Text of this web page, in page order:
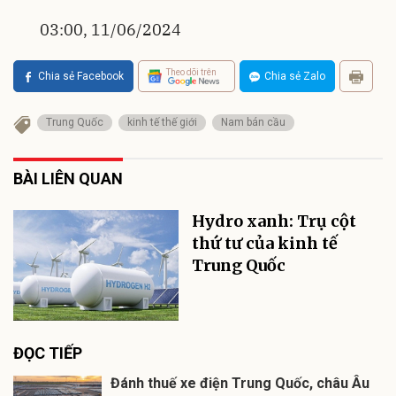
03:00, 11/06/2024
Chia sẻ Facebook Theo dõi trên Chia sẻ Zalo
Trung Quốc kinh tế thế giới Nam bán cầu
BÀI LIÊN QUAN
Hydro xanh: Trụ cột
thứ tư của kinh tế
Trung Quốc
ĐỌC TIẾP
Đánh thuế xe điện Trung Quốc, châu Âu